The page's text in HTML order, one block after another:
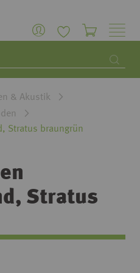
& Akustik
Stratus braungrün
Stratus